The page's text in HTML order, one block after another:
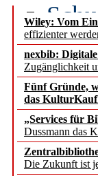
Wiley: Vom
effizienter
nexbib:
Zugänglichkeit
Fünf Gründe,
das
„Services für
Dussmann das
Die Zukunft ist